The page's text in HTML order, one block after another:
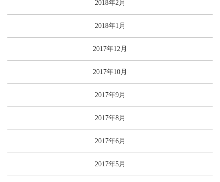
2018年2月
2018年1月
2017年12月
2017年10月
2017年9月
2017年8月
2017年6月
2017年5月